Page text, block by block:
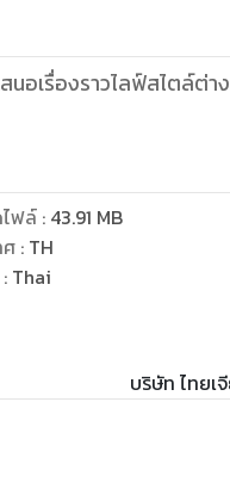
อเรื่องราวไลฟ์สไตล์ต่า
ฟล์: 43.91 MB
ศ : TH
: Thai
บริษัท ไทยเ